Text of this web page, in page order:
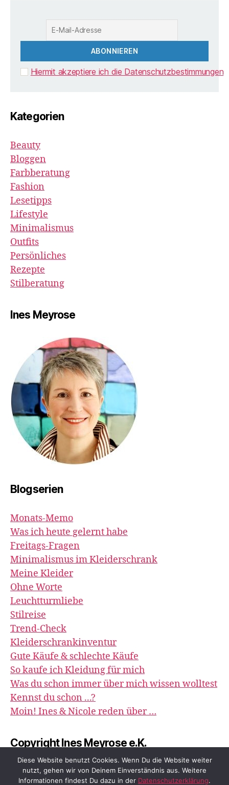
Hiermit akzeptiere ich die Datenschutzbestimmungen
Kategorien
Beauty
Bloggen
Farbberatung
Fashion
Lesetipps
Lifestyle
Minimalismus
Outfits
Persönliches
Rezepte
Stilberatung
Ines Meyrose
Blogserien
Monats-Memo
Was ich heute gelernt habe
Freitags-Fragen
Minimalismus im Kleiderschrank
Meine Kleider
Ohne Worte
Leuchtturmliebe
Stilreise
Trend-Check
Kleiderschrankinventur
Gute Käufe & schlechte Käufe
So kaufe ich Kleidung für mich
Was du schon immer über mich wissen wolltest
Kennst du schon ...?
Moin! Ines & Nicole reden über …
Copyright Ines Meyrose e.K.
image&impression
Diese Website benutzt Cookies. Wenn Du die Website weiter
nutzt, gehen wir von Deinem Einverständnis aus. Weitere
Informationen findest Du dazu in der Datenschutzerklärung.